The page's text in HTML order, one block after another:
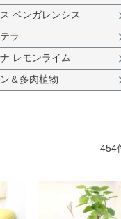
ベンガレンシス
ラ
ナ レモンライム
＆多肉植物
454